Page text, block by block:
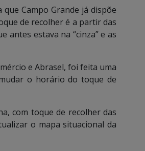
Campo Grande já dispõe
de recolher é a partir das
antes estava na “cinza” e as
e Abrasel, foi feita uma
o horário do toque de
com toque de recolher das
o mapa situacional da